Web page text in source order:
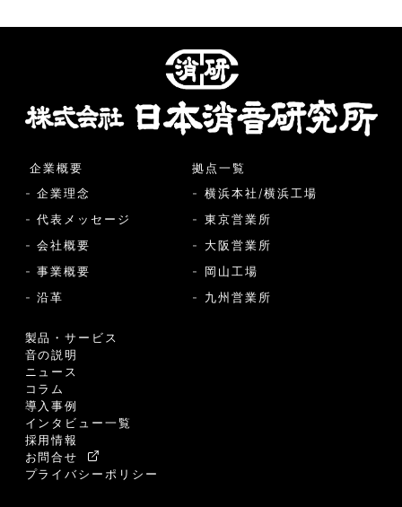
企業概要
- 企業理念
- 代表メッセージ
- 会社概要
- 事業概要
- 沿革
製品・サービス
音の説明
ニュース
コラム
導入事例
インタビュー一覧
採用情報
お問合せ
プライバシーポリシー
拠点一覧
- 横浜本社/横浜工場
- 東京営業所
- 大阪営業所
- 岡山工場
- 九州営業所